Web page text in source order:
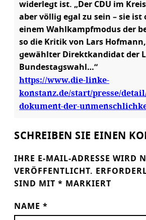
widerlegt ist. „Der CDU im
aber völlig egal zu sein – sie
einem Wahlkampfmodus der
so die Kritik von Lars
gewählter Direktkandidat der
Bundestagswahl…“
https://www.die-linke-
konstanz.de/start/presse/
dokument-der-
SCHREIBEN SIE EINEN
IHRE E-MAIL-ADRESSE WIRD
VERÖFFENTLICHT.
SIND MIT * MARKIERT
NAME *